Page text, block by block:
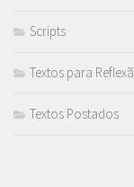
Scripts
Textos para
Textos Postados